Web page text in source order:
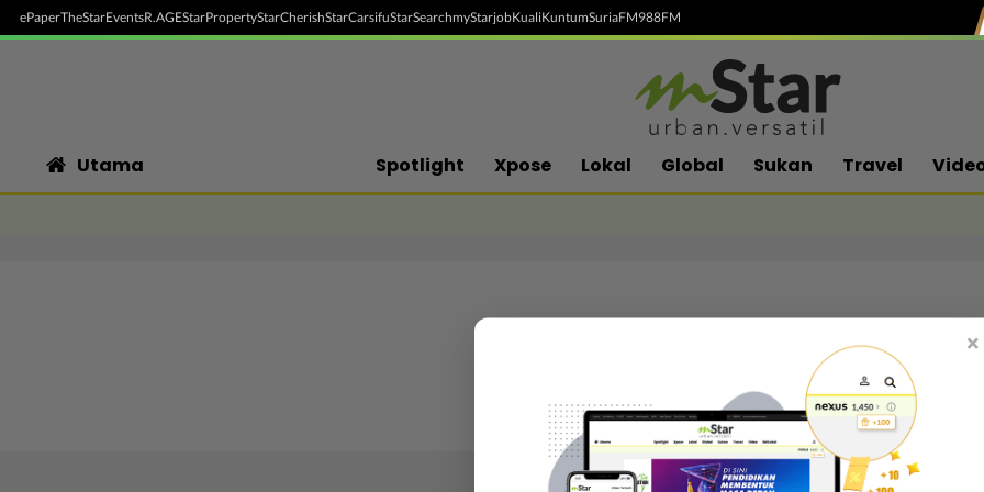
ePaperTheStarEventsR.AGEStarPropertyStarCherishStarCarsifuStarSearchmyStarjobKualiKuntumSuriaFM988FM
Utama Spotlight Xpose Lokal Global Sukan Travel
Follow media sosial kami
×